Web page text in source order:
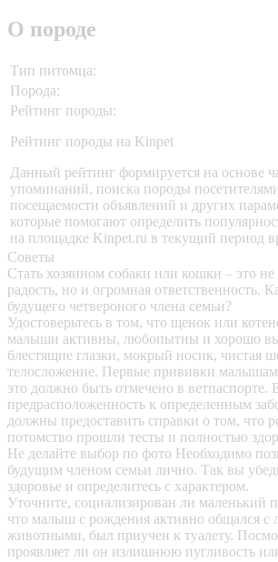
О породе
Тип питомца:
Порода:
Рейтинг породы:
Рейтинг породы на Kinpet
Данный рейтинг формируется на основе
упоминаний, поиска породы
посещаемости объявлений и других
которые помогают определить
на площадке Kinpet.ru в текущий период
Советы
Стать хозяином собаки или кошки – это не
радость, но и огромная ответственность.
будущего четвероного члена семьи?
Удостоверьтесь в том, что щенок или
малыши активны, любопытны и хорошо
блестящие глазки, мокрый носик, чистая
телосложение. Первые прививки малышам
это должно быть отмечено в ветпаспорте.
предрасположенность к определенным
должны предоставить справки о том, что
потомство прошли тесты и полностью
Не делайте выбор по фото Необходимо
будущим членом семьи лично. Так вы
здоровье и определитесь с характером.
Уточните, социализирован ли маленький
что малыш с рождения активно общался с
животными, был приучен к туалету.
проявляет ли он излишнюю пугливость